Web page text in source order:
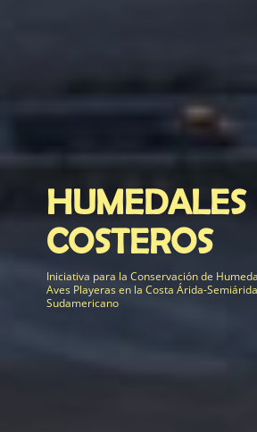
HUMEDALES
COSTEROS
Iniciativa para la Conservación de
Aves Playeras en la Costa Árida-
Sudamericano